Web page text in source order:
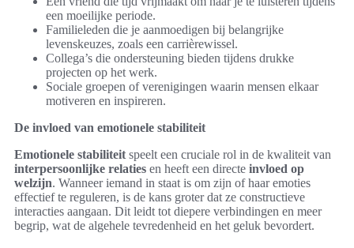
een moeilijke periode.
Familieleden die je aanmoedigen bij belangrijke
levenskeuzes, zoals een carrièrewissel.
Collega’s die ondersteuning bieden tijdens drukke
projecten op het werk.
Sociale groepen of verenigingen waarin mensen elkaar
motiveren en inspireren.
De invloed van emotionele stabiliteit
Emotionele stabiliteit speelt een cruciale rol in de kwaliteit van
interpersoonlijke relaties en heeft een directe invloed op
welzijn. Wanneer iemand in staat is om zijn of haar emoties
effectief te reguleren, is de kans groter dat ze constructieve
interacties aangaan. Dit leidt tot diepere verbindingen en meer
begrip, wat de algehele tevredenheid en het geluk bevordert.